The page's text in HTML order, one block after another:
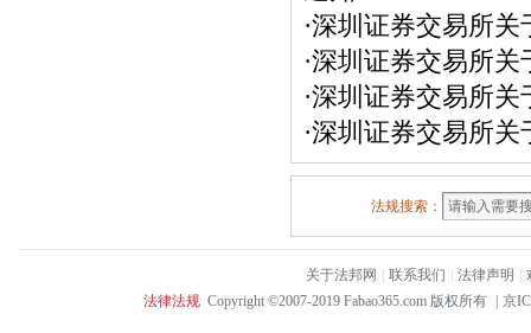
·深圳证券交易所关
·深圳证券交易所关
·深圳证券交易所关
·深圳证券交易所关
法规搜索：
关于法邦网 联系我们 法律声明
法律法规 Copyright ©2007-2019 Fabao365.com 版权所有 京